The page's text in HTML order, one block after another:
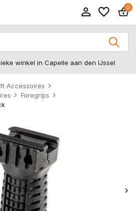
0
winkel in Capelle aan den IJssel
Accessoires
Foregrips